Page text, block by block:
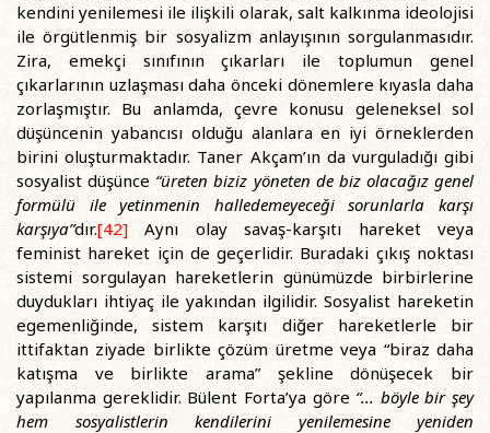
kendini yenilemesi ile ilişkili olarak, salt kalkınma ideolojisi
ile örgütlenmiş bir sosyalizm anlayışının sorgulanmasıdır.
Zira, emekçi sınıfının çıkarları ile toplumun genel
çıkarlarının uzlaşması daha önceki dönemlere kıyasla daha
zorlaşmıştır. Bu anlamda, çevre konusu geleneksel sol
düşüncenin yabancısı olduğu alanlara en iyi örneklerden
birini oluşturmaktadır. Taner Akçam’ın da vurguladığı gibi
sosyalist düşünce “üreten biziz yöneten de biz olacağız genel
formülü ile yetinmenin halledemeyeceği sorunlarla karşı
karşıya”dır.[42] Aynı olay savaş-karşıtı hareket veya
feminist hareket için de geçerlidir. Buradaki çıkış noktası
sistemi sorgulayan hareketlerin günümüzde birbirlerine
duydukları ihtiyaç ile yakından ilgilidir. Sosyalist hareketin
egemenliğinde, sistem karşıtı diğer hareketlerle bir
ittifaktan ziyade birlikte çözüm üretme veya “biraz daha
katışma ve birlikte arama” şekline dönüşecek bir
yapılanma gereklidir. Bülent Forta’ya göre “... böyle bir şey
hem sosyalistlerin kendilerini yenilemesine yeniden